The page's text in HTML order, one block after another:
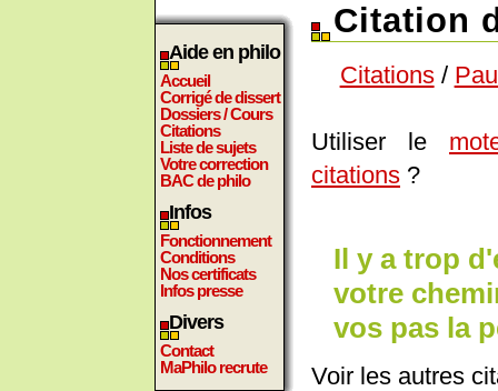
Aide en philo
Accueil
Corrigé de dissert
Dossiers / Cours
Citations
Liste de sujets
Votre correction
BAC de philo
Infos
Fonctionnement
Conditions
Nos certificats
Infos presse
Divers
Contact
MaPhilo recrute
Citation
Citations/
Utiliser le
citations ?
Il y a trop
votre
vos pas la
Voir les autres